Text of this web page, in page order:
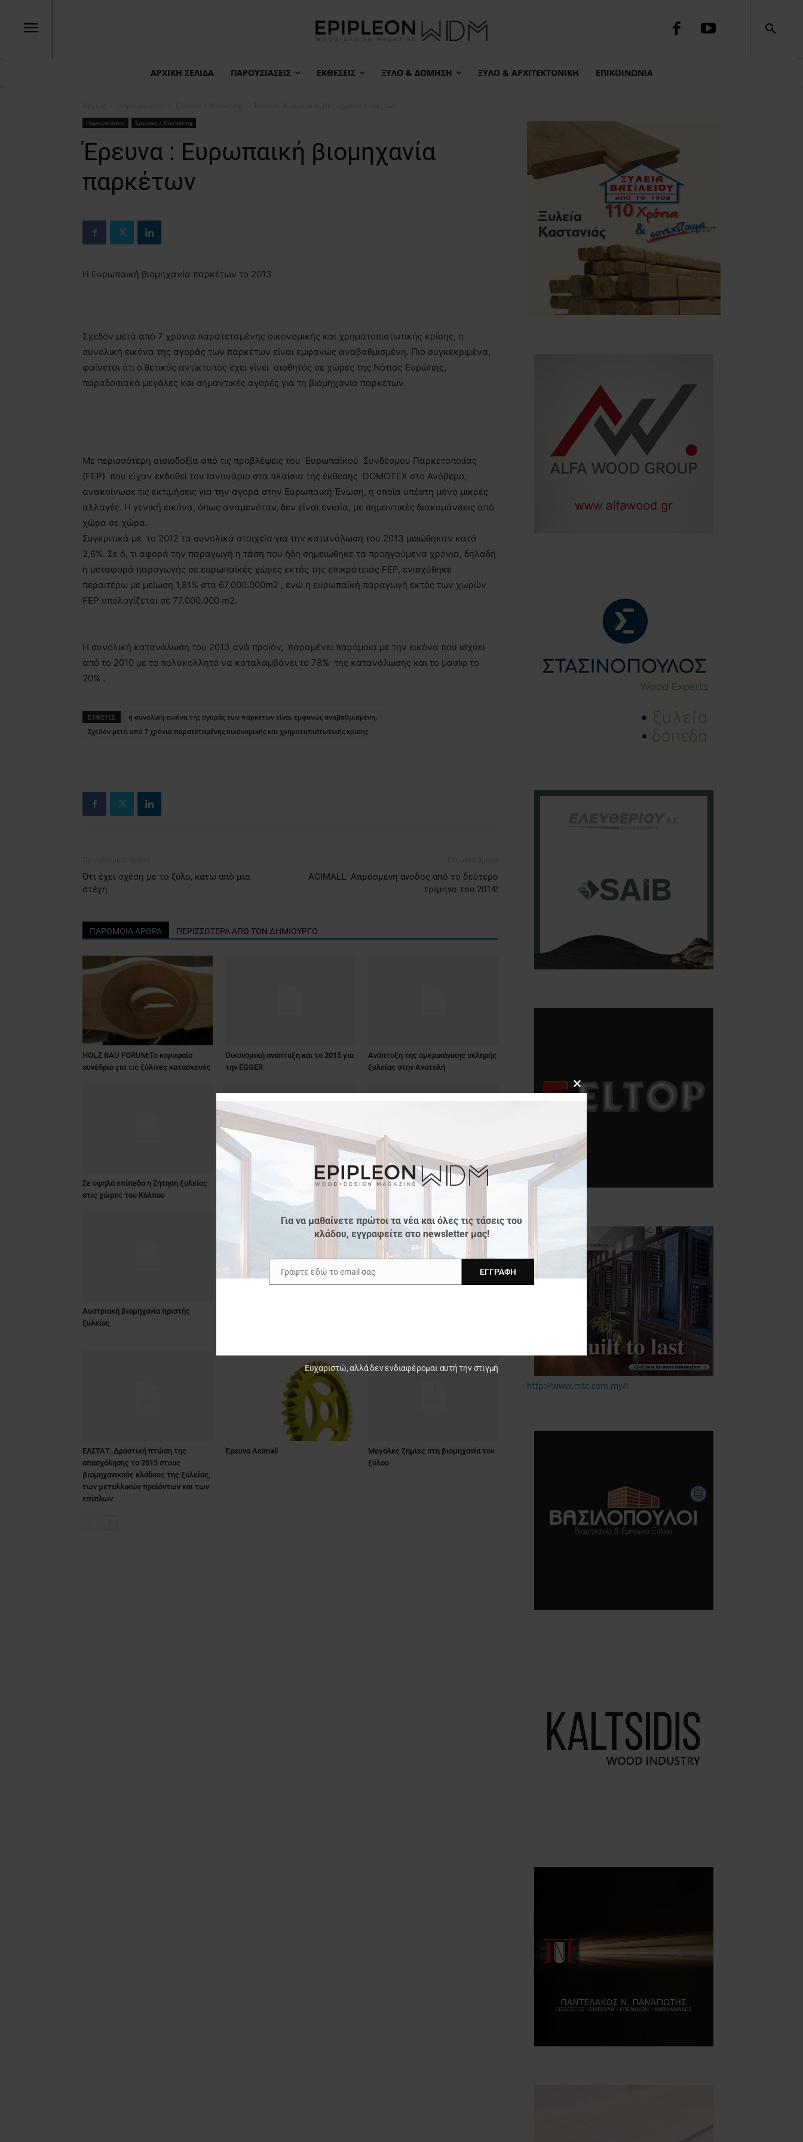
ΑΡΧΙΚΉ ΣΕΛΊΔΑ ΠΑΡΟΥΣΙΆΣΕΙΣ ΕΚΘΈΣΕΙΣ ΞΎΛΟ & ΔΌΜΗΣΗ ΞΎΛΟ & ΑΡΧΙΤΕΚΤΟΝΙΚΉ ΕΠΙΚΟΙΝΩΝΙΑ
Παρουσιάσεις Έρευνες / Marketing
Έρευνα : Eυρωπαική βιομηχανία
παρκέτων
H Ευρωπαική βιομηχανία παρκέτων το 2013
Σχεδόν μετά από 7 χρόνια παρατεταμένης οικονομικής και χρηματοπιστωτικής κρίσης, η
συνολική εικόνα της αγοράς των παρκέτων είναι εμφανώς αναβαθμισμένη. Πιο συγκεκριμένα,
φαίνεται ότι ο θετικός αντίκτυπος έχει γίνει αισθητός σε χώρες της Νότιας Ευρώπης,
παραδοσιακά μεγάλες και σημαντικές αγορές για τη βιομηχανία παρκέτων.
Με περισσότερη αισιοδοξία από τις προβλέψεις του Ευρωπαϊκού Συνδέσμου Παρκετοποιίας
(FEP) που είχαν εκδοθεί τον Ιανουάριο στα πλαίσια της έκθεσης DOMOTEX στο Ανόβερο,
ανακοίνωσε τις εκτιμήσεις για την αγορά στην Ευρωπαική Ένωση, η οποία υπέστη μόνο μικρές
αλλαγές. Η γενική εικόνα, όπως αναμενόταν, δεν είναι ενιαία, με σημαντικές διακυμάνσεις από
χώρα σε χώρα.
Συγκριτικά με το 2012 τα συνολικά στοιχεία για την κατανάλωση του 2013 μειώθηκαν κατά
2,6%. Σε ό, τι αφορά την παραγωγή η τάση που ήδη σημειώθηκε τα προηγούμενα χρόνια, δηλαδή
η μεταφορά παραγωγής σε ευρωπαϊκές χώρες εκτός της επικράτειας FEP, ενισχύθηκε
περαιτέρω με μείωση 1,81% στα 67.000.000m2 , ενώ η ευρωπαϊκή παραγωγή εκτός των χωρών
FEP υπολογίζεται σε 77.000.000 m2.
Η συνολική κατανάλωση του 2013 ανά προϊόν, παραμένει παρόμοια με την εικόνα που ισχύει
από το 2010 με το πολυκολλητό να καταλαμβάνει το 78% της κατανάλωσης και το μασίφ το
20% .
ΕΤΙΚΕΤΕΣ
η συνολική εικόνα της αγοράς των παρκέτων είναι εμφανώς αναβαθμισμένη.
Σχεδόν μετά από 7 χρόνια παρατεταμένης οικονομικής και χρηματοπιστωτικής κρίσης
Ότι έχει σχέση με το ξύλο, κάτω από μια
στέγη
ACIMALL: Απρόσμενη άνοδος από το δεύτερο
τρίμηνο του 2014!
ΠΑΡΟΜΟΙΑ ΑΡΘΡΑ ΠΕΡΙΣΣΟΤΕΡΑ ΑΠΟ ΤΟΝ ΔΗΜΙΟΥΡΓΟ
HOLZ BAU FORUM:Το κορυφαίο
συνέδριο για τις ξύλινες κατασκευές
Οικονομική ανάπτυξη και το 2015 για
την EGGER
Ανάπτυξη της αμερικάνικης σκληρής
ξυλείας στην Ανατολή
Σε υψηλά επίπεδα η ζήτηση ξυλείας
στις χώρες του Κόλπου
Τι μέλλει γενέσθαι για την
βιομηχανία ξυλείας της Ρωσίας;
Η EGGER υποδέχεται τον Τύπο με
Αυστριακή βιομηχανία πριστής
ξυλείας
ΕΛΣΤΑΤ: Δραστική πτώση της
απασχόλησης το 2013 στους
βιομηχανικούς κλάδους της ξυλείας,
των μεταλλικών προϊόντων και των
επίπλων
Έρευνα Acimall
Μεγάλες ζημίες στη βιομηχανία του
ξύλου
http://www.mtc.com.my//
Close
this
Για να μαθαίνετε πρώτοι τα νέα και όλες τις τάσεις του
κλάδου, εγγραφείτε στο newsletter μας!
Email
Γράψτε εδώ το email σας ΕΓΓΡΑΦΉ
Ευχαριστώ, αλλά δεν ενδιαφέρομαι αυτή την στιγμή